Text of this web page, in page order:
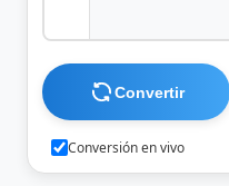
Convertir
Conversión en vivo